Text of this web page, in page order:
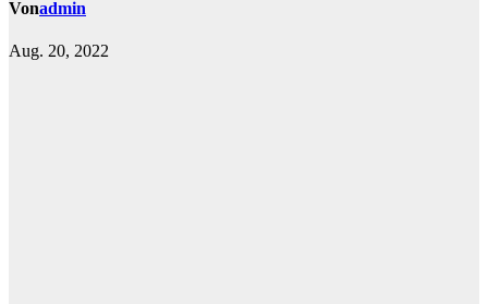
Vonadmin
Aug. 20, 2022